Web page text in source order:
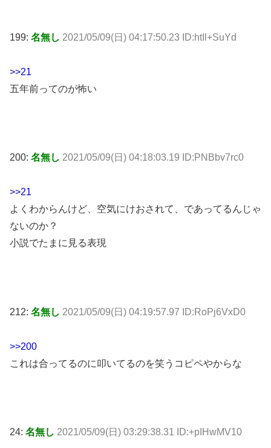
199: 名無し 2021/05/09(日) 04:17:50.23 ID:htIl+SuYd
>>21
五年前ってのが怖い
200: 名無し 2021/05/09(日) 04:18:03.19 ID:PNBbv7rc0
>>21
よくわからんけど、空気にけおされて、であってるんじゃ
ないのか？
小説でたまに見る表現
212: 名無し 2021/05/09(日) 04:19:57.97 ID:RoPj6VxD0
>>200
これは合ってるのに叩いてるのを笑うコピペやからな
24: 名無し 2021/05/09(日) 03:29:38.31 ID:+pIHwMV10